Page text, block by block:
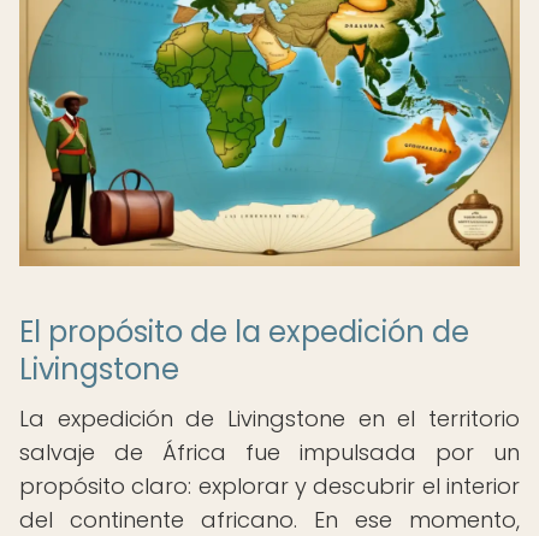
El propósito de la expedición de
Livingstone
La expedición de Livingstone en el territorio
salvaje de África fue impulsada por un
propósito claro: explorar y descubrir el interior
del continente africano. En ese momento,